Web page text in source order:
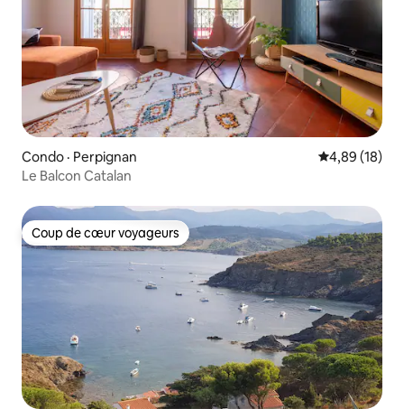
Condo · Perpignan Note
4,89 (18)
Le Balcon Catalan
Coup de cœur voyageurs
Coup de cœur voyageurs